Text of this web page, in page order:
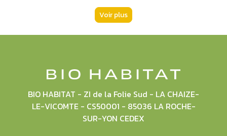
Voir plus
BIO HABITAT - ZI de la Folie Sud - LA CHAIZE-
LE-VICOMTE - CS50001 - 85036 LA ROCHE-
SUR-YON CEDEX